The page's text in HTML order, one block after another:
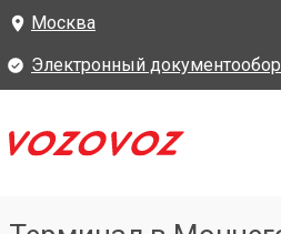
Москва
Электронный